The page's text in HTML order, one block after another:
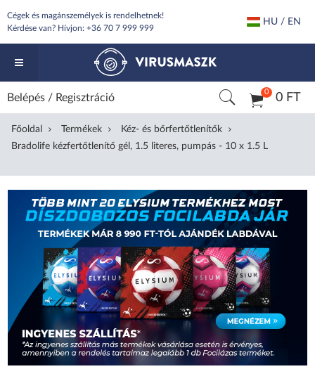
Cégek és magánszemélyek is rendelhetnek!
Kérdése van? Hívjon: +36 70 7 999 999
HU / EN
0 0 FT
Belépés / Regisztráció
Főoldal Termékek
Kéz- és bőrfertőtlenítők
Bradolife kézfertőtlenítő gél, 1.5 literes, pumpás - 10 x 1.5 L